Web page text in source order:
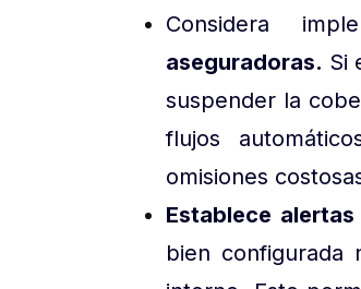
Considera
aseguradoras. Si
suspender la
flujos
omisiones
Establece
bien configurada